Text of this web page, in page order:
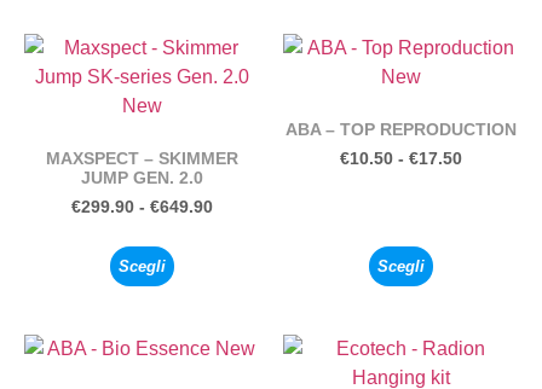
MAXSPECT – SKIMMER
JUMP GEN. 2.0
€299.90 - €649.90
Scegli
ABA – TOP REPRODUCTION
€10.50 - €17.50
Scegli